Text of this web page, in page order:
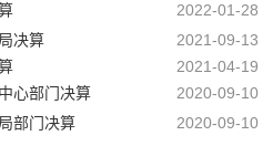
2022-01-28
决算
2021-09-13
2021-04-19
心部门决算
2020-09-10
部门决算
2020-09-10